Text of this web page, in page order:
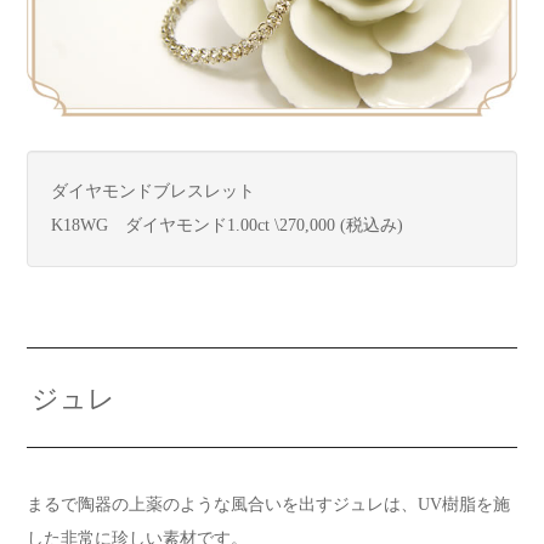
ダイヤモンドブレスレット
K18WG ダイヤモンド1.00ct \270,000 (税込み)
ジュレ
まるで陶器の上薬のような風合いを出すジュレは、UV樹脂を施
した非常に珍しい素材です。